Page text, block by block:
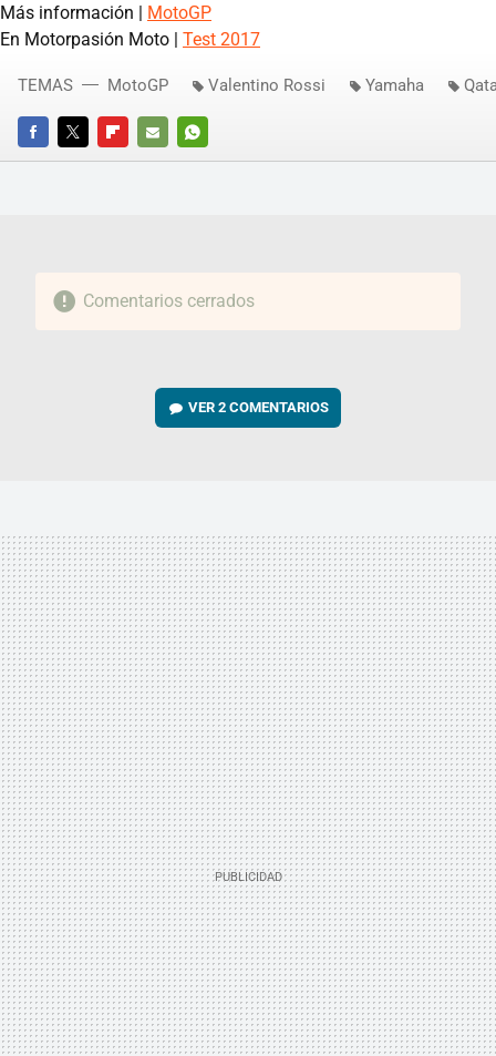
Más información | MotoGP
En Motorpasión Moto | Test 2017
FACEBOOKTWITTERFLIPBOARD
E-
WHATSAPP
TEMAS MotoGP Valentino Rossi Yamaha
Comentarios cerrados
VER2 COMENTARIOS